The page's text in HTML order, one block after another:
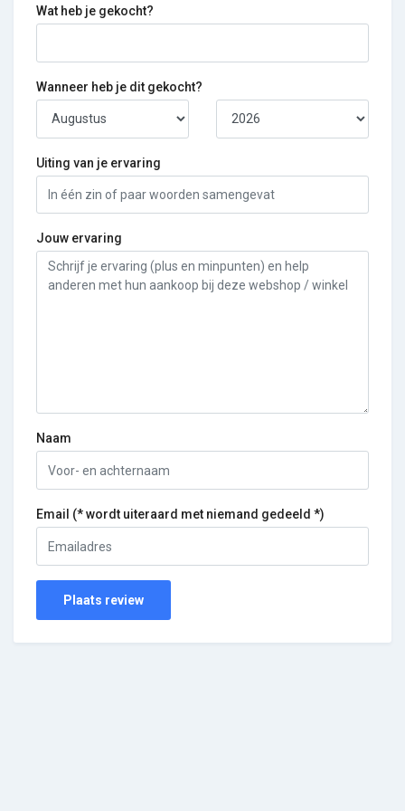
Wat heb je gekocht?
Wanneer heb je dit gekocht?
Uiting van je ervaring
Jouw ervaring
Naam
Email (* wordt uiteraard met niemand gedeeld *)
Plaats review